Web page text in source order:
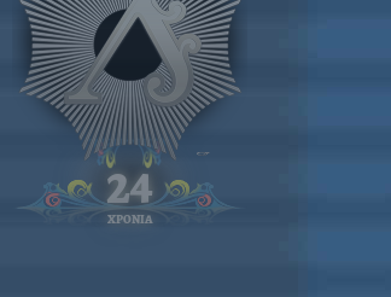
24
ΧΡΟΝΙΑ